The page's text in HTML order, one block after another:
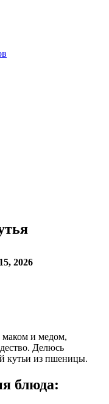
2026
маком и медом,
Делюсь
кутьи из пшеницы.
блюда: